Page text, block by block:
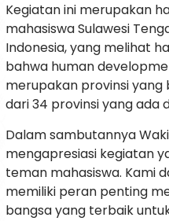
Kegiatan ini merupakan
mahasiswa Sulawesi
Indonesia, yang melihat
bahwa human
merupakan provinsi
dari 34 provinsi yang ada
Dalam sambutannya
mengapresiasi kegiatan
teman mahasiswa. Kami
memiliki peran penting
bangsa yang terbaik